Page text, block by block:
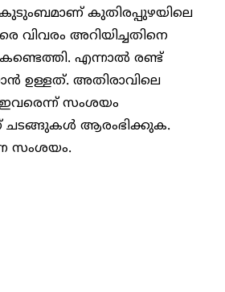
കുടുംബമാണ് കുതിരപ്പുഴയിലെ
വിവരം അറിയിച്ചതിനെ
കണ്ടെത്തി. എന്നാൽ രണ്ട്
ഉള്ളത്. അതിരാവിലെ
സംശയം
ചടങ്ങുകൾ ആരംഭിക്കുക.
സംശയം.